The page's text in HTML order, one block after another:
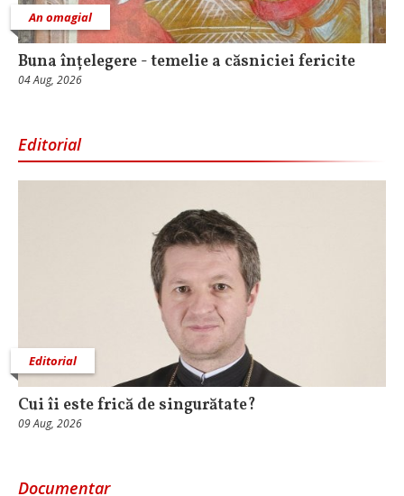
An omagial
Buna înțelegere - temelie a căsniciei fericite
04 Aug, 2026
Editorial
Editorial
Cui îi este frică de singurătate?
09 Aug, 2026
Documentar